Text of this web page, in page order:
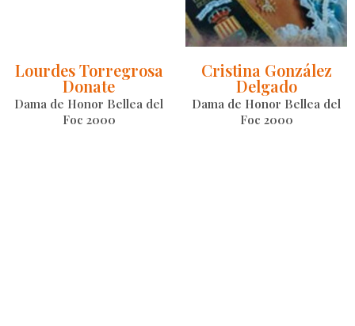
Lourdes Torregrosa
Donate
Dama de Honor Bellea del
Foc 2000
Cristina González
Delgado
Dama de Honor Bellea del
Foc 2000